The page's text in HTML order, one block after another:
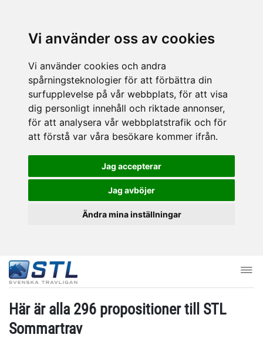
Vi använder oss av cookies
Vi använder cookies och andra
spårningsteknologier för att förbättra din
surfupplevelse på vår webbplats, för att visa
dig personligt innehåll och riktade annonser,
för att analysera vår webbplatstrafik och för
att förstå var våra besökare kommer ifrån.
Jag accepterar
Jag avböjer
Ändra mina inställningar
Här är alla 296 propositioner till STL
Sommartrav